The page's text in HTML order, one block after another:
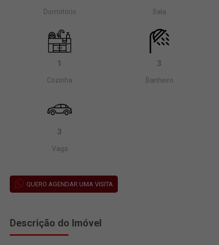
Dormitório Sala
1
Cozinha
3
Banheiro
3
Vaga
QUERO AGENDAR UMA VISITA
Descrição do Imóvel